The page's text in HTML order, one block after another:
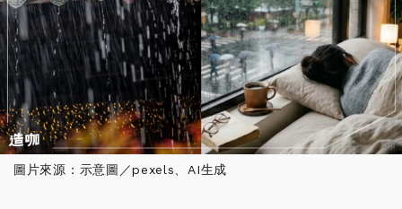
圖片來源：示意圖／pexels、AI生成